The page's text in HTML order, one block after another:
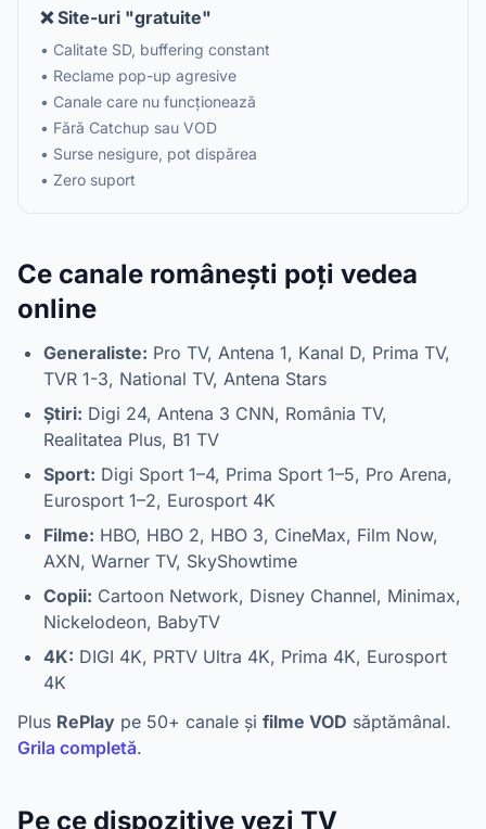
❌ Site-uri "gratuite"
• Calitate SD, buffering constant
• Reclame pop-up agresive
• Canale care nu funcționează
• Fără Catchup sau VOD
• Surse nesigure, pot dispărea
• Zero suport
Ce canale românești poți vedea
online
Generaliste: Pro TV, Antena 1, Kanal D, Prima TV,
TVR 1-3, National TV, Antena Stars
Știri: Digi 24, Antena 3 CNN, România TV,
Realitatea Plus, B1 TV
Sport: Digi Sport 1–4, Prima Sport 1–5, Pro Arena,
Eurosport 1–2, Eurosport 4K
Filme: HBO, HBO 2, HBO 3, CineMax, Film Now,
AXN, Warner TV, SkyShowtime
Copii: Cartoon Network, Disney Channel, Minimax,
Nickelodeon, BabyTV
4K: DIGI 4K, PRTV Ultra 4K, Prima 4K, Eurosport
4K
Plus RePlay pe 50+ canale și filme VOD săptămânal.
Grila completă.
Pe ce dispozitive vezi TV